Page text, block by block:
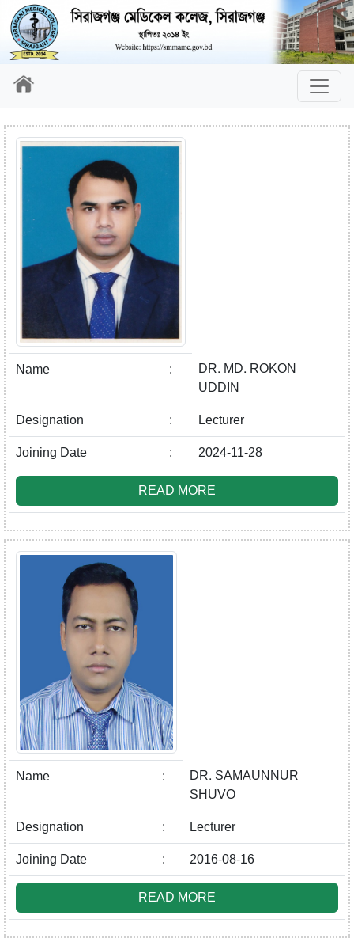
Name :
DR. MD. ROKON
UDDIN
Designation : Lecturer
Joining Date : 2024-11-28
READ MORE
Name :
DR. SAMAUNNUR
SHUVO
Designation : Lecturer
Joining Date : 2016-08-16
READ MORE